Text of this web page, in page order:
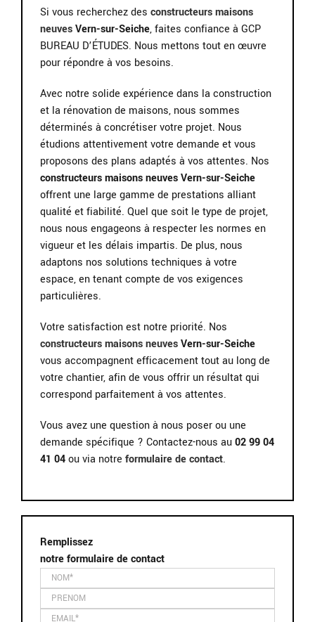
Si vous recherchez des constructeurs maisons
neuvesVern-sur-Seiche, faites confiance à GCP
BUREAU D’ÉTUDES. Nous mettons tout en œuvre
pour répondre à vos besoins.
Avec notre solide expérience dans la construction
et la rénovation de maisons, nous sommes
déterminés à concrétiser votre projet. Nous
étudions attentivement votre demande et vous
proposons des plans adaptés à vos attentes. Nos
constructeurs maisons neuves Vern-sur-Seiche
offrent une large gamme de prestations alliant
qualité et fiabilité. Quel que soit le type de projet,
nous nous engageons à respecter les normes en
vigueur et les délais impartis. De plus, nous
adaptons nos solutions techniques à votre
espace, en tenant compte de vos exigences
particulières.
Votre satisfaction est notre priorité. Nos
constructeurs maisons neuvesVern-sur-Seiche
vous accompagnent efficacement tout au long de
votre chantier, afin de vous offrir un résultat qui
correspond parfaitement à vos attentes.
Vous avez une question à nous poser ou une
demande spécifique ? Contactez-nous au02 99 04
41 04ou via notre formulaire de contact.
Remplissez
notre formulaire de contact